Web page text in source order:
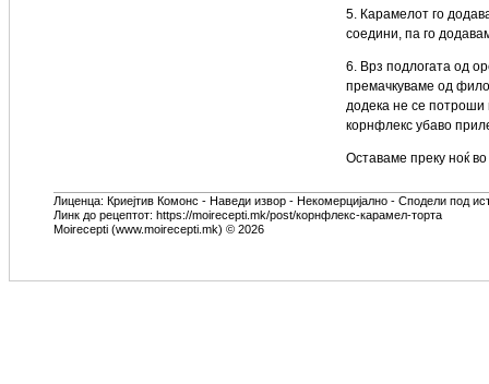
5. Карамелот го
соедини, па го
6. Врз подлогата од
премачкуваме од
додека не се потроши
корнфлекс убаво
Оставаме преку ноќ
Лиценца: Криејтив Комонс - Наведи извор - Некомерцијално - Сподели под
Линк до рецептот: https://moirecepti.mk/post/корнфлекс-карамел-торта
Moirecepti (www.moirecepti.mk) © 2026